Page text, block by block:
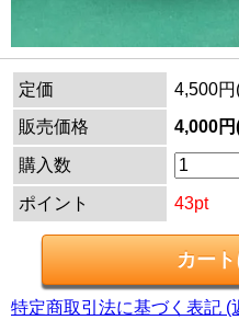
定価
4,500
販売価格
4,000
購入数
ポイント 43pt
特定商取引法に基づく表記 (